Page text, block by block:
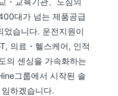
대가 넘는 제품공급
었습니다. 운전지원이
의료・헬스케어, 인적
의 센싱을 가속화하는
그룹에서 시작된 솔
하겠습니다.